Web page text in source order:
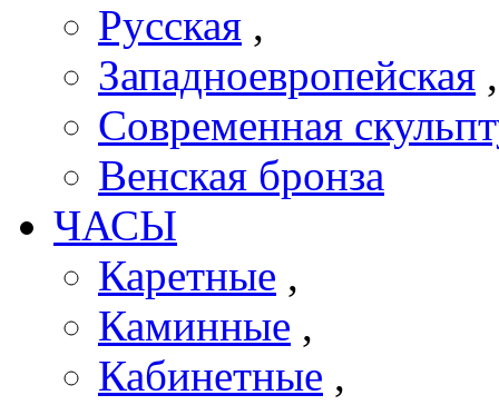
Русская ,
Западноевропейская
Современная
Венская бронза
ЧАСЫ
Каретные ,
Каминные ,
Кабинетные ,